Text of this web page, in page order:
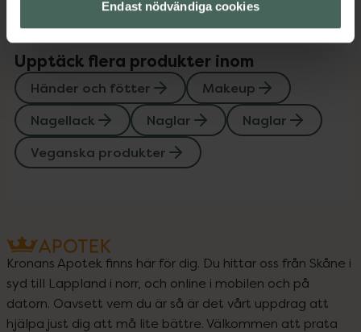
Endast nödvändiga cookies
Upptäck flera produkter inom
Händer och fötter
Makeup
Nagellack
Naglar
Naglar
Veganska produkter
Kronans Apotek finns här för dig. Du hittar oss från Skåne i
syd till Lappland i norr, och online i mobilen och på
datorn. Oavsett vem du är så är det vårt uppdrag att
hjälpa just dig att må lite bättre. Välkommen att prata